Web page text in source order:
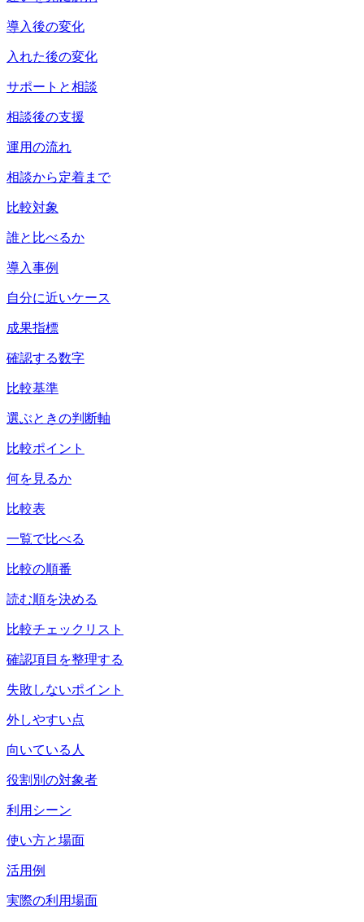
導入後の変化
入れた後の変化
サポートと相談
相談後の支援
運用の流れ
相談から定着まで
比較対象
誰と比べるか
導入事例
自分に近いケース
成果指標
確認する数字
比較基準
選ぶときの判断軸
比較ポイント
何を見るか
比較表
一覧で比べる
比較の順番
読む順を決める
比較チェックリスト
確認項目を整理する
失敗しないポイント
外しやすい点
向いている人
役割別の対象者
利用シーン
使い方と場面
活用例
実際の利用場面